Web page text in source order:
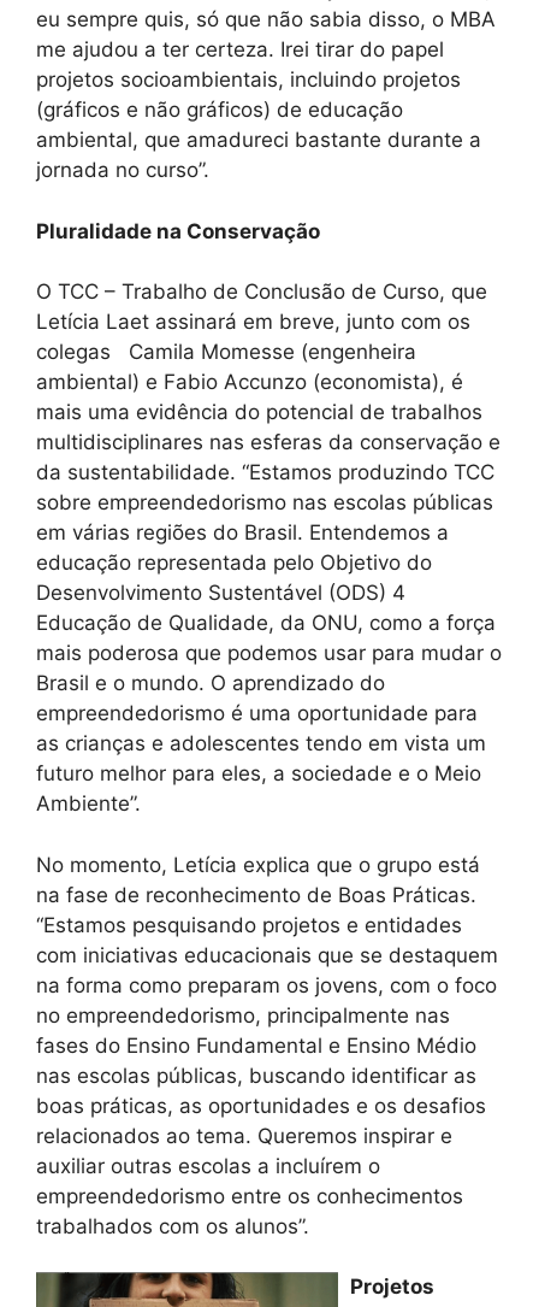
eu sempre quis, só que não sabia disso, o MBA
me ajudou a ter certeza. Irei tirar do papel
projetos socioambientais, incluindo projetos
(gráficos e não gráficos) de educação
ambiental, que amadureci bastante durante a
jornada no curso”.
Pluralidade na Conservação
O TCC – Trabalho de Conclusão de Curso, que
Letícia Laet assinará em breve, junto com os
colegas Camila Momesse (engenheira
ambiental) e Fabio Accunzo (economista), é
mais uma evidência do potencial de trabalhos
multidisciplinares nas esferas da conservação e
da sustentabilidade. “Estamos produzindo TCC
sobre empreendedorismo nas escolas públicas
em várias regiões do Brasil. Entendemos a
educação representada pelo Objetivo do
Desenvolvimento Sustentável (ODS) 4
Educação de Qualidade, da ONU, como a força
mais poderosa que podemos usar para mudar o
Brasil e o mundo. O aprendizado do
empreendedorismo é uma oportunidade para
as crianças e adolescentes tendo em vista um
futuro melhor para eles, a sociedade e o Meio
Ambiente”.
No momento, Letícia explica que o grupo está
na fase de reconhecimento de Boas Práticas.
“Estamos pesquisando projetos e entidades
com iniciativas educacionais que se destaquem
na forma como preparam os jovens, com o foco
no empreendedorismo, principalmente nas
fases do Ensino Fundamental e Ensino Médio
nas escolas públicas, buscando identificar as
boas práticas, as oportunidades e os desafios
relacionados ao tema. Queremos inspirar e
auxiliar outras escolas a incluírem o
empreendedorismo entre os conhecimentos
trabalhados com os alunos”.
Projetos